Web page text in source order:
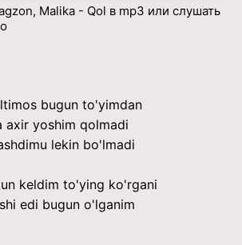
Malika - Qol в mp3 или слушать
bugun to'yimdan
axir yoshim qolmadi
lekin bo'lmadi
keldim to'ying ko'rgani
edi bugun o'lganim